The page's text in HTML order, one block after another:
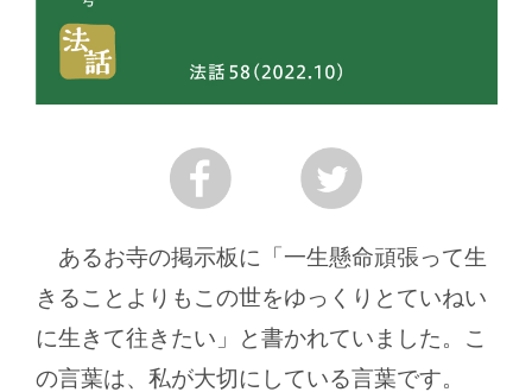
あるお寺の掲示板に「一生懸命頑張って生
きることよりもこの世をゆっくりとていねい
に生きて往きたい」と書かれていました。こ
の言葉は、私が大切にしている言葉です。